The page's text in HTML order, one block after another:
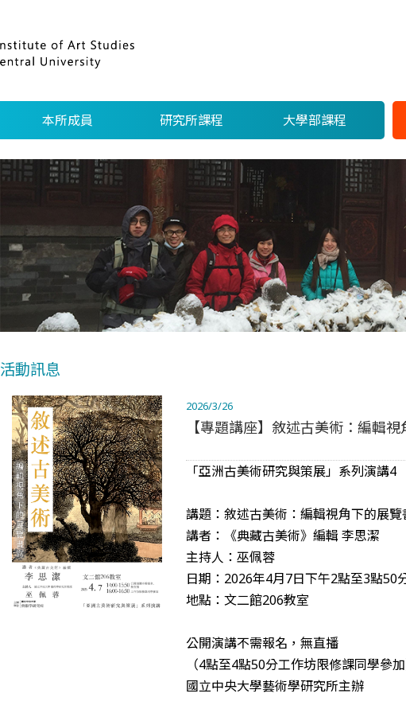
本所成員 研究所課程 大學部課程
活動訊息
2026/3/26
【專題講座】敘述古美術：編輯
「亞洲古美術研究與策展」系列演講4
講題：敘述古美術：編輯視角下的展覽
講者：《典藏古美術》編輯 李思潔
主持人：巫佩蓉
日期：2026年4月7日下午2點至3點50
地點：文二館206教室
公開演講不需報名，無直播
（4點至4點50分工作坊限修課同學參加
國立中央大學藝術學研究所主辦